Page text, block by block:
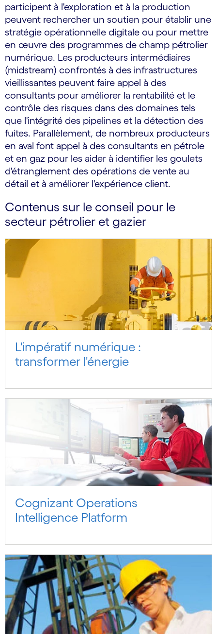
participent à l'exploration et à la production
peuvent rechercher un soutien pour établir une
stratégie opérationnelle digitale ou pour mettre
en œuvre des programmes de champ pétrolier
numérique. Les producteurs intermédiaires
(midstream) confrontés à des infrastructures
vieillissantes peuvent faire appel à des
consultants pour améliorer la rentabilité et le
contrôle des risques dans des domaines tels
que l'intégrité des pipelines et la détection des
fuites. Parallèlement, de nombreux producteurs
en aval font appel à des consultants en pétrole
et en gaz pour les aider à identifier les goulets
d'étranglement des opérations de vente au
détail et à améliorer l'expérience client.
Contenus sur le conseil pour le
secteur pétrolier et gazier
L'impératif numérique :
transformer l'énergie
Cognizant Operations
Intelligence Platform